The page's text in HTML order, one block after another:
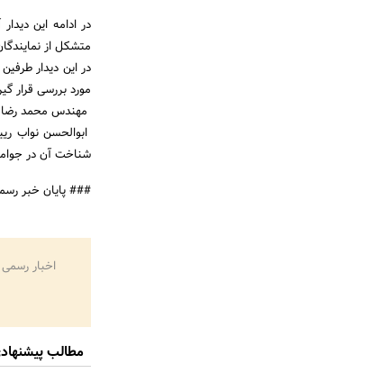
در ادامه این
متشکل از
در این دیدار
مورد بررسی قرار
مهندس محمد رضا
ابوالحسن نواب
شناخت آن در جوامع
### پایان خبر
اخبار
مطالب